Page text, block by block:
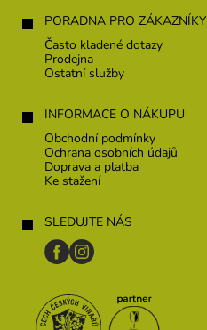
PORADNA PRO ZÁKAZNÍKY
Často kladené dotazy
Prodejna
Ostatní služby
INFORMACE O NÁKUPU
Obchodní podmínky
Ochrana osobních údajů
Doprava a platba
Ke stažení
SLEDUJTE NÁS